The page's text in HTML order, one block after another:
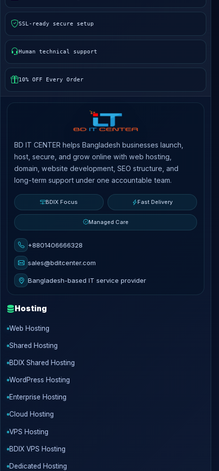
SSL-ready secure setup
Human technical support
10% OFF Every Order
BD IT CENTER helps Bangladesh businesses launch,
host, secure, and grow online with web hosting,
domain, website development, SEO structure, and
long-term support under one accountable team.
BDIX Focus Fast Delivery
Managed Care
+8801406666328
sales@bditcenter.com
Bangladesh-based IT service provider
Hosting
Web Hosting
Shared Hosting
BDIX Shared Hosting
WordPress Hosting
Enterprise Hosting
Cloud Hosting
VPS Hosting
BDIX VPS Hosting
Dedicated Hosting